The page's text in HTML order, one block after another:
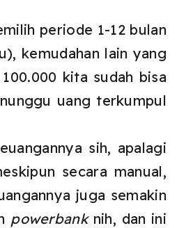
periode 1-12 bulan
kemudahan lain yang
kita sudah bisa
uang terkumpul
sih, apalagi
secara manual,
juga semakin
powerbanknih, dan ini